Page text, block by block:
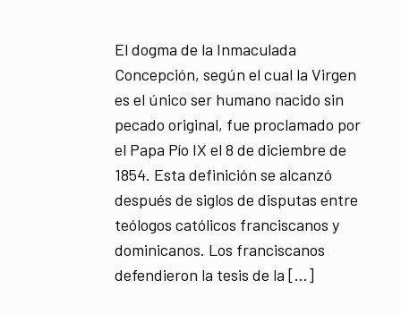
El dogma de la Inmaculada
Concepción, según el cual la Virgen
es el único ser humano nacido sin
pecado original, fue proclamado por
el Papa Pío IX el 8 de diciembre de
1854. Esta definición se alcanzó
después de siglos de disputas entre
teólogos católicos franciscanos y
dominicanos. Los franciscanos
defendieron la tesis de la […]